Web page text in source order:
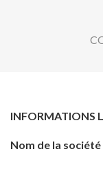
INFORMATIONS
Nom de la